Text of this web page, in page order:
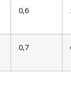
0,6
0,7